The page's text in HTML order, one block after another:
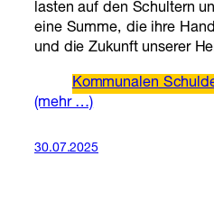
lasten auf den Schultern
eine Summe, die ihre
und die Zukunft unserer
Kommunalen
(mehr …)
30.07.2025